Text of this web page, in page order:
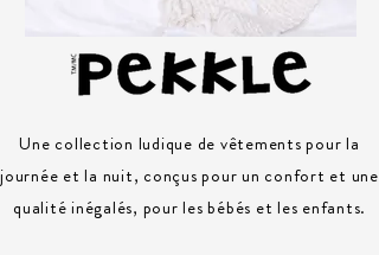
Une collection ludique de vêtements pour la
journée et la nuit, conçus pour un confort et une
qualité inégalés, pour les bébés et les enfants.